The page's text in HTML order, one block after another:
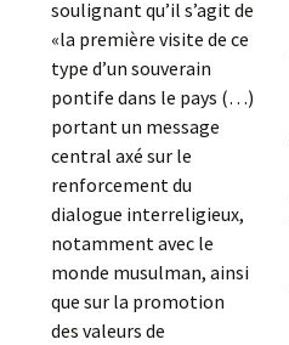
soulignant qu’il s’agit de
«la première visite de ce
type d’un souverain
pontife dans le pays (…)
portant un message
central axé sur le
renforcement du
dialogue interreligieux,
notamment avec le
monde musulman, ainsi
que sur la promotion
des valeurs de